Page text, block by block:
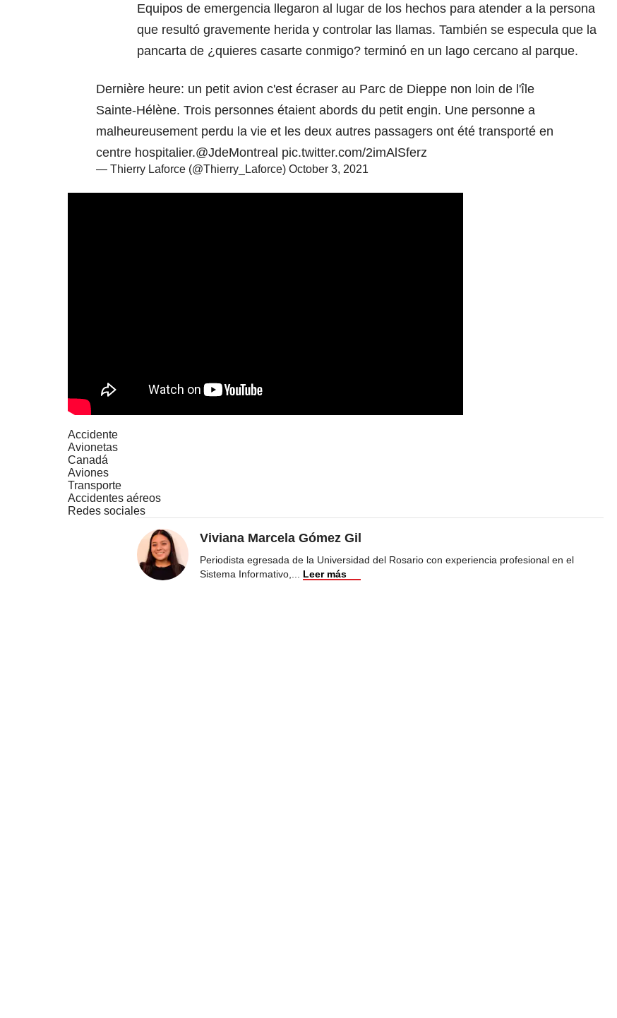
Equipos de emergencia llegaron al lugar de los hechos para atender a la persona
que resultó gravemente herida y controlar las llamas. También se especula que la
pancarta de ¿quieres casarte conmigo? terminó en un lago cercano al parque.
Dernière heure: un petit avion c'est écraser au Parc de Dieppe non loin de l'île
Sainte-Hélène. Trois personnes étaient abords du petit engin. Une personne a
malheureusement perdu la vie et les deux autres passagers ont été transporté en
centre hospitalier.@JdeMontreal pic.twitter.com/2imAlSferz
— Thierry Laforce (@Thierry_Laforce) October 3, 2021
Accidente
Avionetas
Canadá
Aviones
Transporte
Accidentes aéreos
Redes sociales
Viviana Marcela Gómez Gil
Periodista egresada de la Universidad del Rosario con experiencia profesional en el
Sistema Informativo,
Leer más